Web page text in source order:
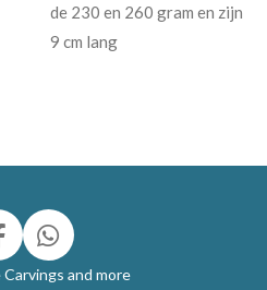
de 230 en 260 gram en zijn
9 cm lang
W
h and more